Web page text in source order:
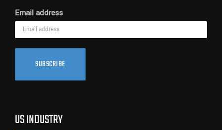
Email address
SUBSCRIBE
US INDUSTRY